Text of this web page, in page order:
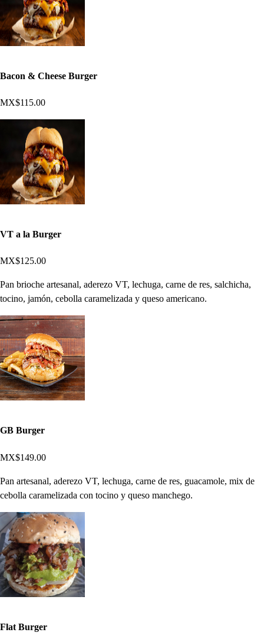
Bacon & Cheese Burger
MX$115.00
VT a la Burger
MX$125.00
Pan brioche artesanal, aderezo VT, lechuga, carne de res, salchicha,
tocino, jamón, cebolla caramelizada y queso americano.
GB Burger
MX$149.00
Pan artesanal, aderezo VT, lechuga, carne de res, guacamole, mix de
cebolla caramelizada con tocino y queso manchego.
Flat Burger